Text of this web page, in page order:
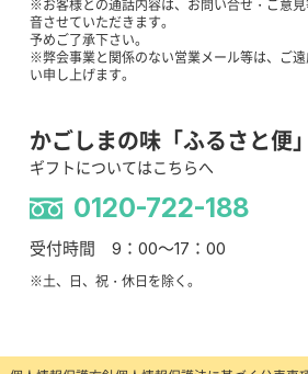
※お客様との通話内容は、お問い合せ・ご意
音させていただきます。
予めご了承下さい。
※弊会事業と関係のない営業メール等は、ご
い申し上げます。
かごしまの味「ふるさと便」
ギフトについてはこちらへ
0120-722-188
受付時間 9：00～17：00
※土、日、祝・休日を除く。